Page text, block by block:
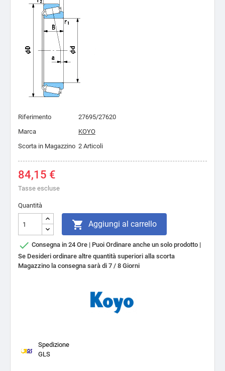
Riferimento
27695/27620
Marca
KOYO
Scorta in Magazzino 2 Articoli
84,15 €
Tasse escluse
Quantità
 Aggiungi al carrello
 Consegna in 24 Ore | Puoi Ordinare anche un solo prodotto |
Se Desideri ordinare altre quantità superiori alla scorta
Magazzino la consegna sarà di 7 / 8 Giorni
Spedizione
GLS